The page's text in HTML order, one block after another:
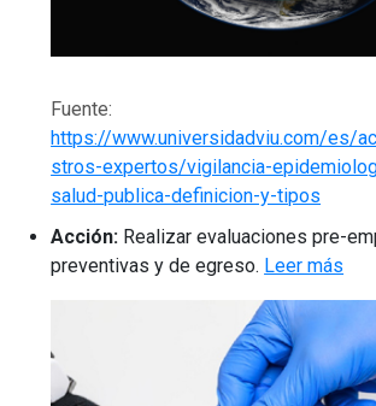
Fuente:
https://www.universidadviu.com/es/
stros-expertos/vigilancia-
salud-publica-definicion-y-tipos
Acción: Realizar evaluaciones pre-
preventivas y de egreso. Leer más